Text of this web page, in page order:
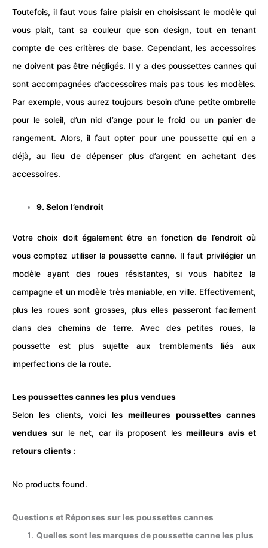
Toutefois, il faut vous faire plaisir en choisissant le modèle qui
vous plait, tant sa couleur que son design, tout en tenant
compte de ces critères de base. Cependant, les accessoires
ne doivent pas être négligés. Il y a des poussettes cannes qui
sont accompagnées d’accessoires mais pas tous les modèles.
Par exemple, vous aurez toujours besoin d’une petite ombrelle
pour le soleil, d’un nid d’ange pour le froid ou un panier de
rangement. Alors, il faut opter pour une poussette qui en a
déjà, au lieu de dépenser plus d’argent en achetant des
accessoires.
9. Selon l’endroit
Votre choix doit également être en fonction de l’endroit où
vous comptez utiliser la poussette canne. Il faut privilégier un
modèle ayant des roues résistantes, si vous habitez la
campagne et un modèle très maniable, en ville. Effectivement,
plus les roues sont grosses, plus elles passeront facilement
dans des chemins de terre. Avec des petites roues, la
poussette est plus sujette aux tremblements liés aux
imperfections de la route.
Les poussettes cannes les plus vendues
Selon les clients, voici lesmeilleures poussettes cannes
vendues sur le net, car ils proposent lesmeilleurs avis et
retours clients :
No products found.
Questions et Réponses sur les poussettes cannes
Quelles sont les marques de poussette canne les plus